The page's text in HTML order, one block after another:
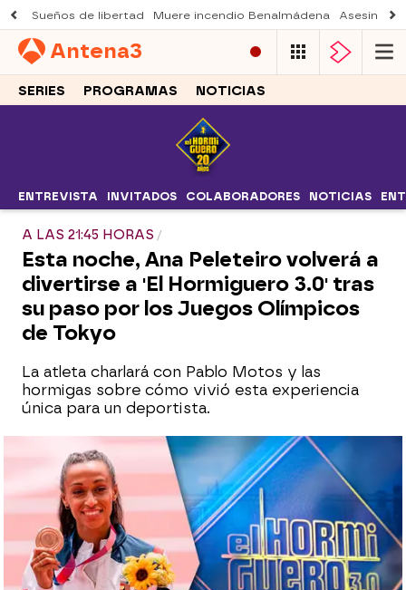
Sueños de libertad Muere incendio Benalmádena Asesinato
Antena3
SERIES PROGRAMAS NOTICIAS
ENTREVISTA INVITADOS COLABORADORES NOTICIAS
A LAS 21:45 HORAS
Esta noche, Ana Peleteiro volverá a
divertirse a 'El Hormiguero 3.0' tras
su paso por los Juegos Olímpicos
de Tokyo
La atleta charlará con Pablo Motos y las
hormigas sobre cómo vivió esta experiencia
única para un deportista.